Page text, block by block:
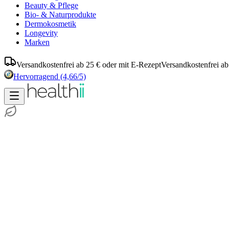
Beauty & Pflege
Bio- & Naturprodukte
Dermokosmetik
Longevity
Marken
Versandkostenfrei ab 25 € oder mit E-RezeptVersandkostenfrei
Hervorragend (4,66/5)